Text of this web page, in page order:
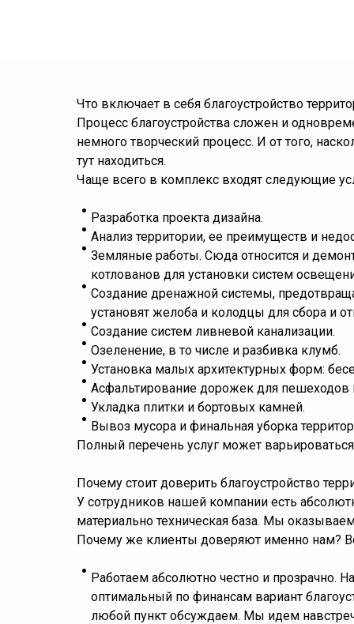
Что включает в себя благоустройство
Процесс благоустройства сложен и
немного творческий процесс. И от того,
тут находиться.
Чаще всего в комплекс входят следующие
Разработка проекта дизайна.
Анализ территории, ее преимуществ и
Земляные работы. Сюда относится и
котлованов для установки систем
Создание дренажной системы,
установят желоба и колодцы для сбора и
Создание систем ливневой канализации.
Озеленение, в то числе и разбивка клумб.
Установка малых архитектурных форм:
Асфальтирование дорожек для пешеходов
Укладка плитки и бортовых камней.
Вывоз мусора и финальная уборка
Полный перечень услуг может
Почему стоит доверить благоустройство
У сотрудников нашей компании есть
материально техническая база. Мы
Почему же клиенты доверяют именно нам?
Работаем абсолютно честно и прозрачно.
оптимальный по финансам вариант
любой пункт обсуждаем. Мы идем